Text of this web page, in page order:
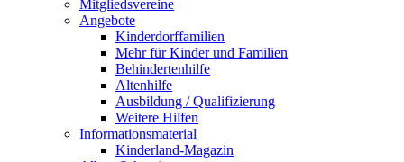
Mitgliedsvereine
Angebote
Kinderdorffamilien
Mehr für Kinder und Familien
Behindertenhilfe
Altenhilfe
Ausbildung / Qualifizierung
Weitere Hilfen
Informationsmaterial
Kinderland-Magazin